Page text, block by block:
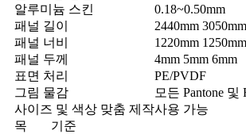
알루미늄 스킨
0.18~0.50mm
패널 길이
2440mm
패널 너비
1220mm
패널 두께
4mm 5mm 6mm
표면 처리
PE/PVDF
그림 물감
모든 Pantone
사이즈 및 색상 맞춤 제작사용 가능
목
기준